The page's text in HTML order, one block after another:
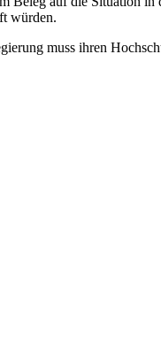
würden.
muss ihren